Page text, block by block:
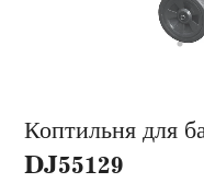
Коптильня для
DJ55129